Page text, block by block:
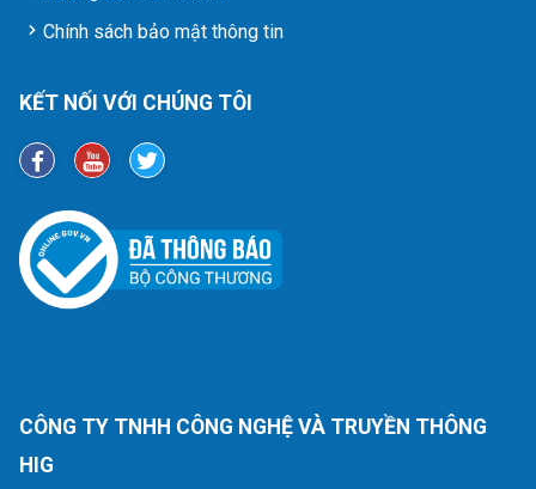
Chính sách bảo mật thông tin
KẾT NỐI VỚI CHÚNG TÔI
CÔNG TY TNHH CÔNG NGHỆ VÀ TRUYỀN THÔNG
HIG